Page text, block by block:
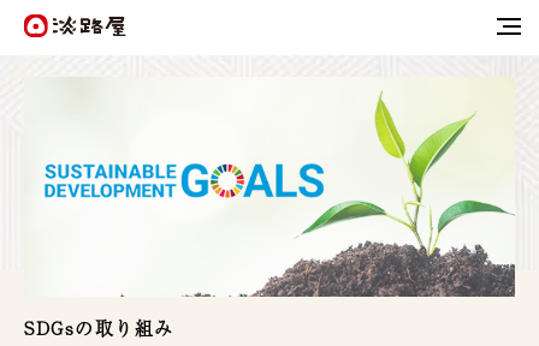
SDGsの取り組み